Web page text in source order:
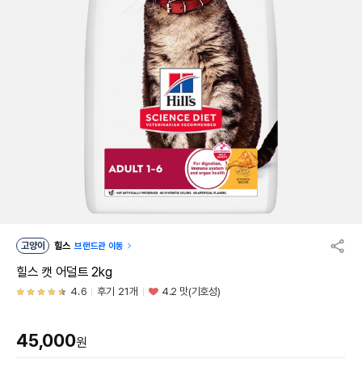
고양이 힐스 브랜드관 이동
힐스 캣 어덜트 2kg
4.6 후기 21개 4.2 맛(기호성)
45,000원